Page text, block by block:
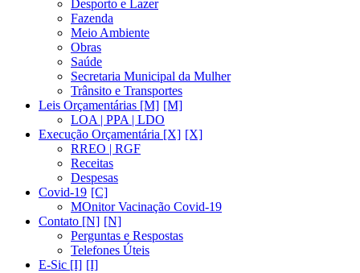
Desporto e Lazer
Fazenda
Meio Ambiente
Obras
Saúde
Secretaria Municipal da Mulher
Trânsito e Transportes
Leis Orçamentárias [M]
LOA | PPA | LDO
Execução Orçamentária [X]
RREO | RGF
Receitas
Despesas
Covid-19
MOnitor Vacinação Covid-19
Contato [N]
Perguntas e Respostas
Telefones Úteis
E-Sic [I]